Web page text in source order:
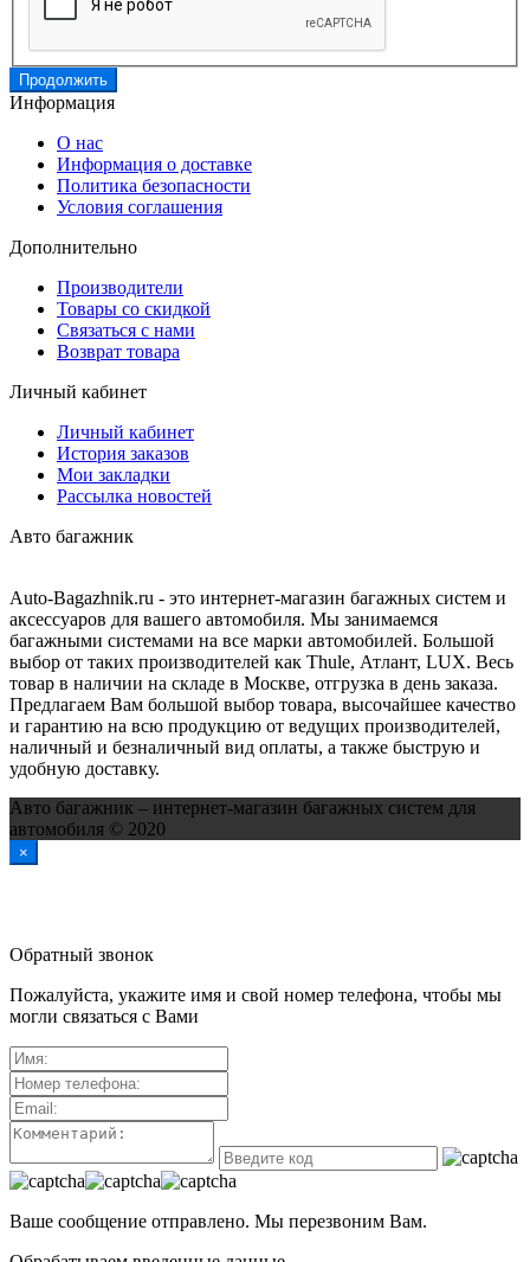
Продолжить
Информация
О нас
Информация о доставке
Политика безопасности
Условия соглашения
Дополнительно
Производители
Товары со скидкой
Связаться с нами
Возврат товара
Личный кабинет
Личный кабинет
История заказов
Мои закладки
Рассылка новостей
Авто багажник
Auto-Bagazhnik.ru - это интернет-магазин багажных систем и
аксессуаров для вашего автомобиля. Мы занимаемся
багажными системами на все марки автомобилей. Большой
выбор от таких производителей как Thule, Атлант, LUX. Весь
товар в наличии на складе в Москве, отгрузка в день заказа.
Предлагаем Вам большой выбор товара, высочайшее качество
и гарантию на всю продукцию от ведущих производителей,
наличный и безналичный вид оплаты, а также быструю и
удобную доставку.
Авто багажник – интернет-магазин багажных систем для
автомобиля © 2020
×
Обратный звонок
Пожалуйста, укажите имя и свой номер телефона, чтобы мы
могли связаться с Вами
Ваше сообщение отправлено. Мы перезвоним Вам.